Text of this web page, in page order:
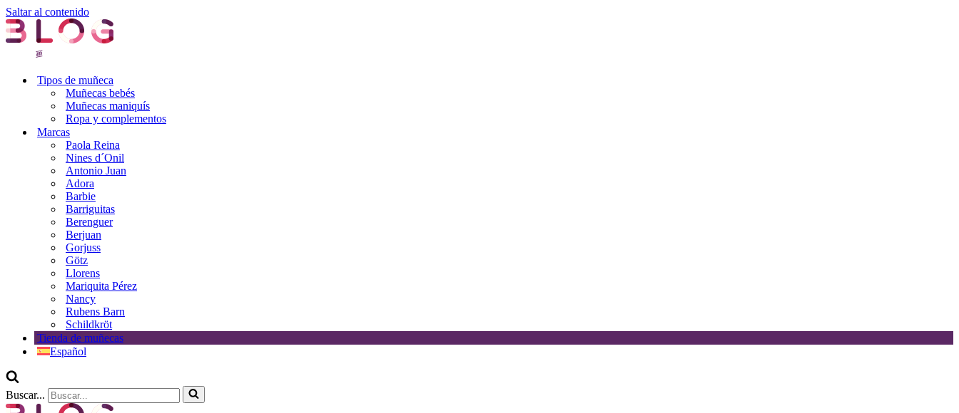
Saltar al contenido
Tipos de muñeca
Muñecas bebés
Muñecas maniquís
Ropa y complementos
Marcas
Paola Reina
Nines d´Onil
Antonio Juan
Adora
Barbie
Barriguitas
Berenguer
Berjuan
Gorjuss
Götz
Llorens
Mariquita Pérez
Nancy
Rubens Barn
Schildkröt
Tienda de muñecas
Español
Buscar...